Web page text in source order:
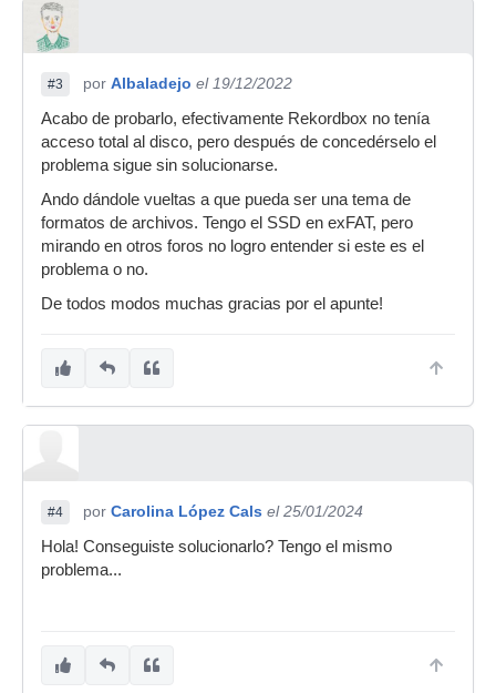
#3 por Albaladejo el 19/12/2022
Acabo de probarlo, efectivamente Rekordbox no tenía
acceso total al disco, pero después de concedérselo el
problema sigue sin solucionarse.
Ando dándole vueltas a que pueda ser una tema de
formatos de archivos. Tengo el SSD en exFAT, pero
mirando en otros foros no logro entender si este es el
problema o no.
De todos modos muchas gracias por el apunte!
#4 por Carolina López Cals el 25/01/2024
Hola! Conseguiste solucionarlo? Tengo el mismo
problema...